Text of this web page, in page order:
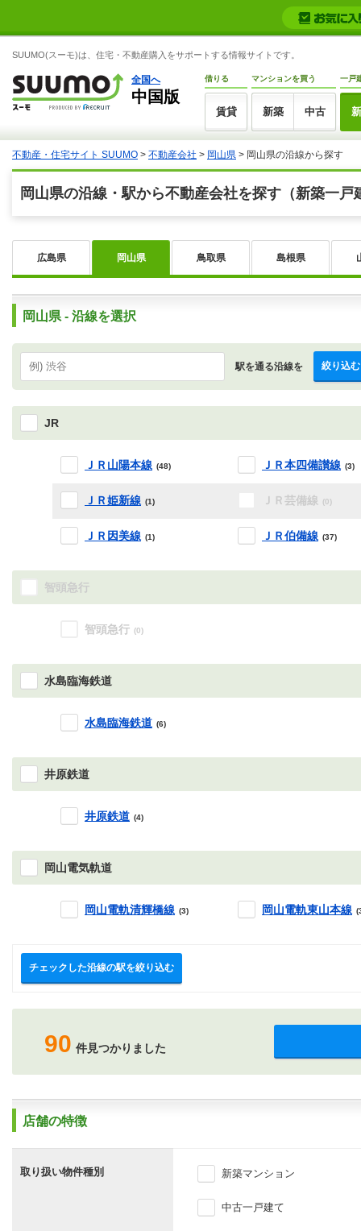
SUUMO(スーモ)は、住宅・不動産購入をサポートする情報サイトです。
全国へ
中国版
借りる
賃貸
マンションを買う
新築 中古
一戸
不動産・住宅サイト SUUMO > 不動産会社 > 岡山県 > 岡山県の沿線から探す
岡山県の沿線・駅から不動産会社を探す（新築一戸
広島県 岡山県 鳥取県 島根県
岡山県 - 沿線を選択
駅を通る沿線を 絞り込む
JR
ＪＲ山陽本線 (48) ＪＲ本四備讃線 (3)
ＪＲ姫新線 (1) ＪＲ芸備線 (0)
ＪＲ因美線 (1) ＪＲ伯備線 (37)
智頭急行
智頭急行 (0)
水島臨海鉄道
水島臨海鉄道 (6)
井原鉄道
井原鉄道 (4)
岡山電気軌道
岡山電軌清輝橋線 (3) 岡山電軌東山本線
チェックした沿線の駅を絞り込む
90 件見つかりました
店舗の特徴
取り扱い物件種別 新築マンション
中古一戸建て